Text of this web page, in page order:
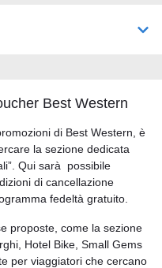
Best Western
di Best Western, è
la sezione dedicata
Qui sarà possibile
di cancellazione
fedeltà gratuito.
proposte, come la sezione
Hotel Bike, Small Gems
per viaggiatori che cercano